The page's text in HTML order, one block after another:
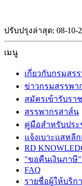
ปรับปรุงล่าสุด: 08-10-
เมนู
เกี่ยวกับกรมสร
ข่าวกรมสรรพา
สมัครเข้ารับรา
สรรพากรสาส์น
คู่มือสำหรับปร
แจ้งเบาะแสหลี
RD
"ขอคืนเงินภาษี
FAQ
รายชื่อผู้ให้บริก